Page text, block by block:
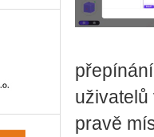
pra­vě